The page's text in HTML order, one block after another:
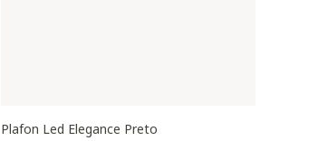
Plafon Led Elegance Preto